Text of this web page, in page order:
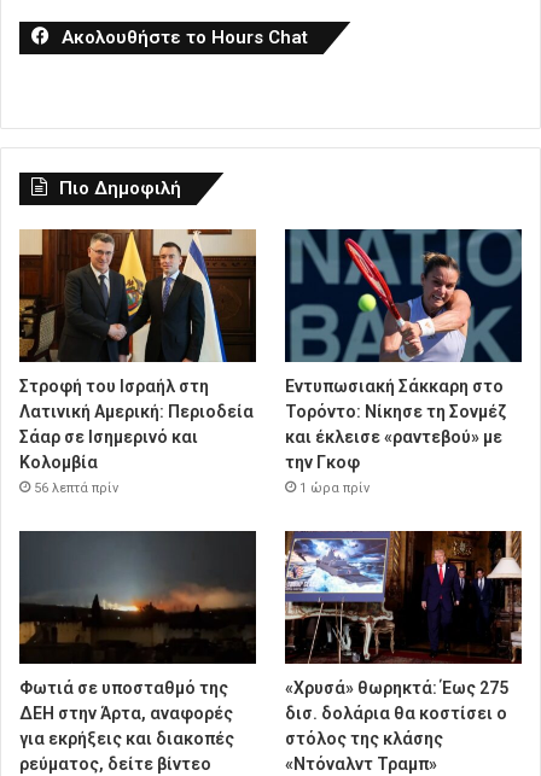
Ακολουθήστε το Hours Chat
Πιο Δημοφιλή
Στροφή του Ισραήλ στη
Λατινική Αμερική: Περιοδεία
Σάαρ σε Ισημερινό και
Κολομβία
56 λεπτά πρίν
Εντυπωσιακή Σάκκαρη στο
Τορόντο: Νίκησε τη Σονμέζ
και έκλεισε «ραντεβού» με
την Γκοφ
1 ώρα πρίν
Φωτιά σε υποσταθμό της
ΔΕΗ στην Άρτα, αναφορές
για εκρήξεις και διακοπές
ρεύματος, δείτε βίντεο
«Χρυσά» θωρηκτά: Έως 275
δισ. δολάρια θα κοστίσει ο
στόλος της κλάσης
«Ντόναλντ Τραμπ»